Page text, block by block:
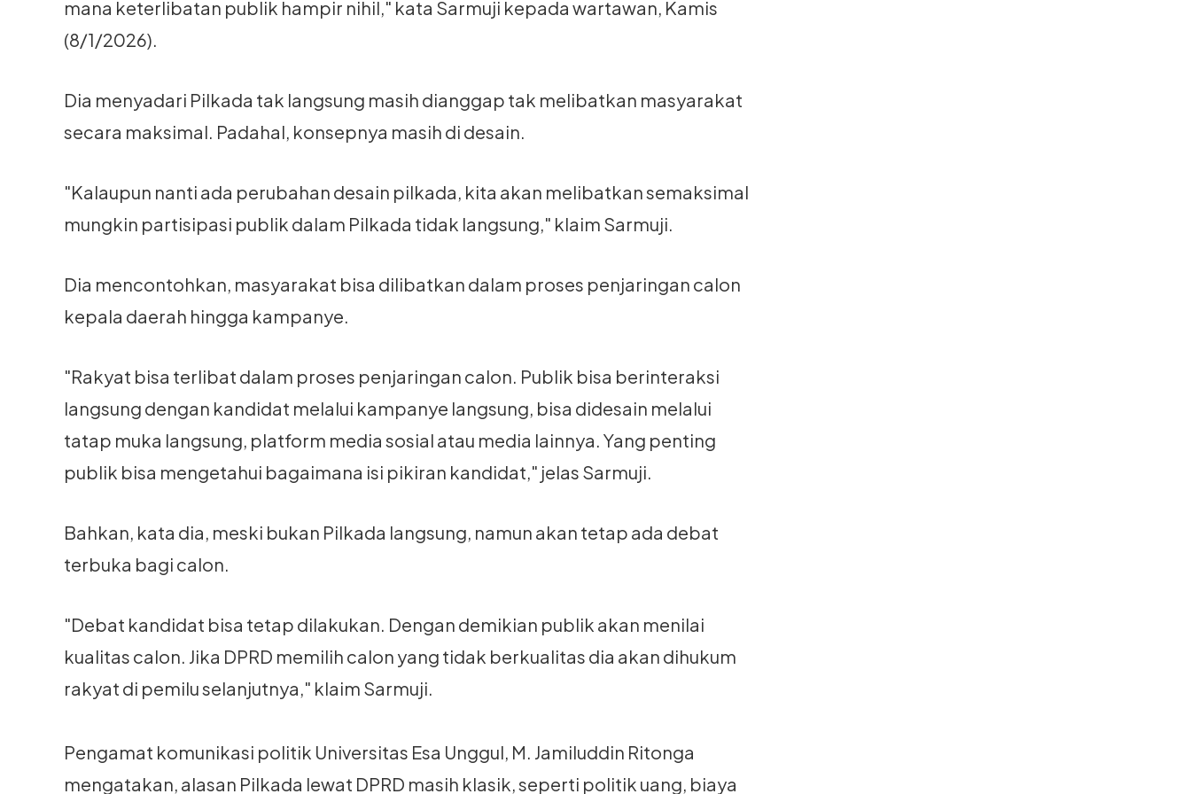
mana keterlibatan publik hampir nihil," kata Sarmuji kepada wartawan, Kamis
(8/1/2026).
Dia menyadari Pilkada tak langsung masih dianggap tak melibatkan masyarakat
secara maksimal. Padahal, konsepnya masih di desain.
"Kalaupun nanti ada perubahan desain pilkada, kita akan melibatkan semaksimal
mungkin partisipasi publik dalam Pilkada tidak langsung," klaim Sarmuji.
Dia mencontohkan, masyarakat bisa dilibatkan dalam proses penjaringan calon
kepala daerah hingga kampanye.
"Rakyat bisa terlibat dalam proses penjaringan calon. Publik bisa berinteraksi
langsung dengan kandidat melalui kampanye langsung, bisa didesain melalui
tatap muka langsung, platform media sosial atau media lainnya. Yang penting
publik bisa mengetahui bagaimana isi pikiran kandidat," jelas Sarmuji.
Bahkan, kata dia, meski bukan Pilkada langsung, namun akan tetap ada debat
terbuka bagi calon.
"Debat kandidat bisa tetap dilakukan. Dengan demikian publik akan menilai
kualitas calon. Jika DPRD memilih calon yang tidak berkualitas dia akan dihukum
rakyat di pemilu selanjutnya," klaim Sarmuji.
Pengamat komunikasi politik Universitas Esa Unggul, M. Jamiluddin Ritonga
mengatakan, alasan Pilkada lewat DPRD masih klasik, seperti politik uang, biaya